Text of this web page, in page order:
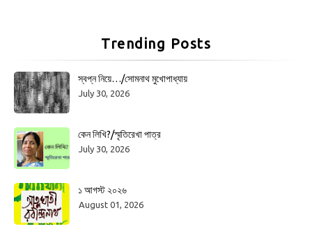
Trending Posts
স্বপ্ন নিয়ে…/সোমনাথ মুখোপাধ্যায়
July 30, 2026
কেন লিখি?/স্মৃতিরেখা পাত্র
July 30, 2026
১ আগস্ট ২০২৬
August 01, 2026